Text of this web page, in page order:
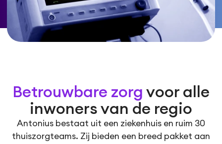
Betrouwbare zorg voor alle
inwoners van de regio
Antonius bestaat uit een ziekenhuis en ruim 30
thuiszorgteams. Zij bieden een breed pakket aan